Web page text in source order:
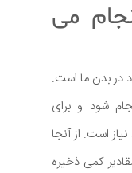
می
در بدن ما است.
شود و برای
است. از آنجا
کمی ذخیره